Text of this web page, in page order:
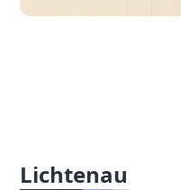
Lichtenau